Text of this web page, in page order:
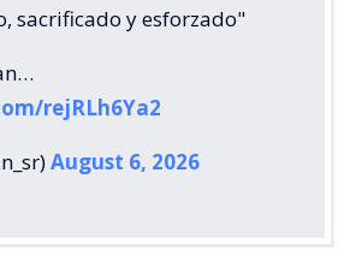
sacrificado y esforzado"
rejRLh6Ya2
August 6, 2026